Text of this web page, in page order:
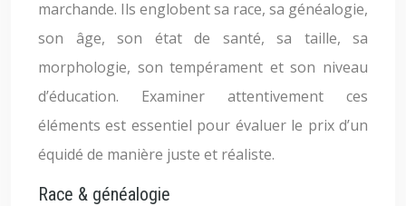
marchande. Ils englobent sa race, sa généalogie,
son âge, son état de santé, sa taille, sa
morphologie, son tempérament et son niveau
d’éducation. Examiner attentivement ces
éléments est essentiel pour évaluer le prix d’un
équidé de manière juste et réaliste.
Race & généalogie